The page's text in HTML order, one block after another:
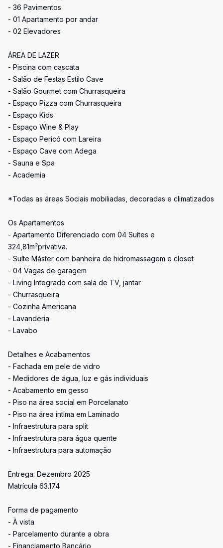
- 36 Pavimentos
- 01 Apartamento por andar
- 02 Elevadores
ÁREA DE LAZER
- Piscina com cascata
- Salão de Festas Estilo Cave
- Salão Gourmet com Churrasqueira
- Espaço Pizza com Churrasqueira
- Espaço Kids
- Espaço Wine & Play
- Espaço Pericó com Lareira
- Espaço Cave com Adega
- Sauna e Spa
- Academia
*Todas as áreas Sociais mobiliadas, decoradas e climatizados
Os Apartamentos
- Apartamento Diferenciado com 04 Suítes e
324,81m²privativa.
- Suíte Máster com banheira de hidromassagem e closet
- 04 Vagas de garagem
- Living Integrado com sala de TV, jantar
- Churrasqueira
- Cozinha Americana
- Lavanderia
- Lavabo
Detalhes e Acabamentos
- Fachada em pele de vidro
- Medidores de água, luz e gás individuais
- Acabamento em gesso
- Piso na área social em Porcelanato
- Piso na área intima em Laminado
- Infraestrutura para split
- Infraestrutura para água quente
- Infraestrutura para automação
Entrega: Dezembro 2025
Matrícula 63.174
Forma de pagamento
- À vista
- Parcelamento durante a obra
- Financiamento Bancário